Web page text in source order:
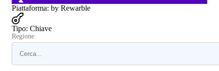
Piattaforma: by Rewarble
Tipo: Chiave
Regione: